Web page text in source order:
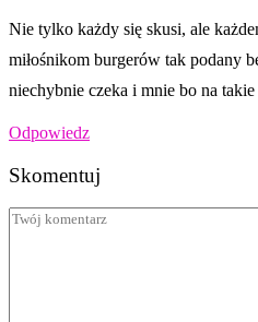
Nie tylko każdy się skusi, ale
miłośnikom burgerów tak podany
niechybnie czeka i mnie bo na
Odpowiedz
Skomentuj